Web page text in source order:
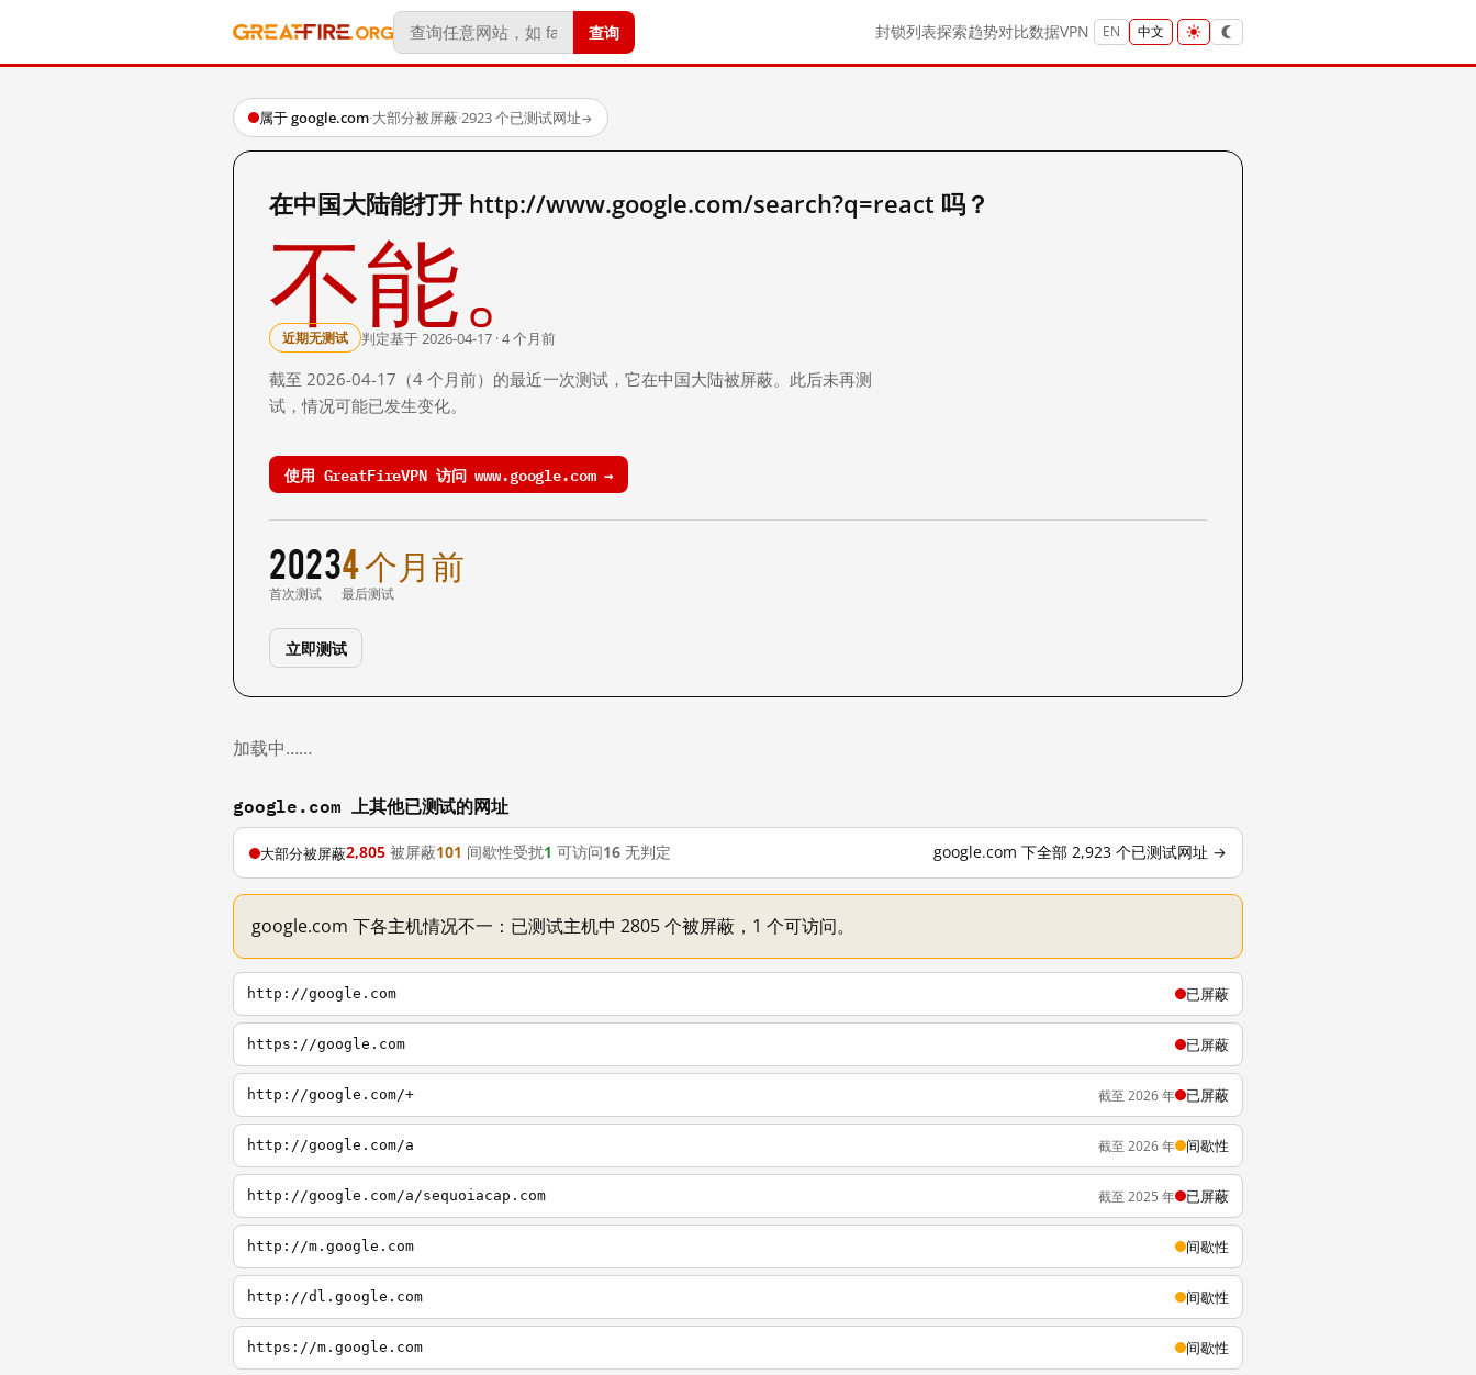
查询 封锁列表探索趋势对比数据VPN EN 中文
属于 google.com·大部分被屏蔽·2923 个已测试网址→
在中国大陆能打开 http://www.google.com/search?q=react 吗？
不能。
近期无测试 判定基于 2026-04-17 · 4 个月前
截至 2026-04-17（4 个月前）的最近一次测试，它在中国大陆被屏蔽。此后未再测
试，情况可能已发生变化。
使用 GreatFireVPN 访问 www.google.com →
2023
首次测试
4 个月前
最后测试
立即测试
加载中……
google.com 上其他已测试的网址
大部分被屏蔽2,805 被屏蔽101 间歇性受扰1 可访问16 无判定 google.com 下全部 2,923 个已测试网址 →
google.com 下各主机情况不一：已测试主机中 2805 个被屏蔽，1 个可访问。
http://google.com 已屏蔽
https://google.com 已屏蔽
http://google.com/+ 截至 2026 年 已屏蔽
http://google.com/a 截至 2026 年 间歇性
http://google.com/a/sequoiacap.com 截至 2025 年 已屏蔽
http://m.google.com 间歇性
http://dl.google.com 间歇性
https://m.google.com 间歇性